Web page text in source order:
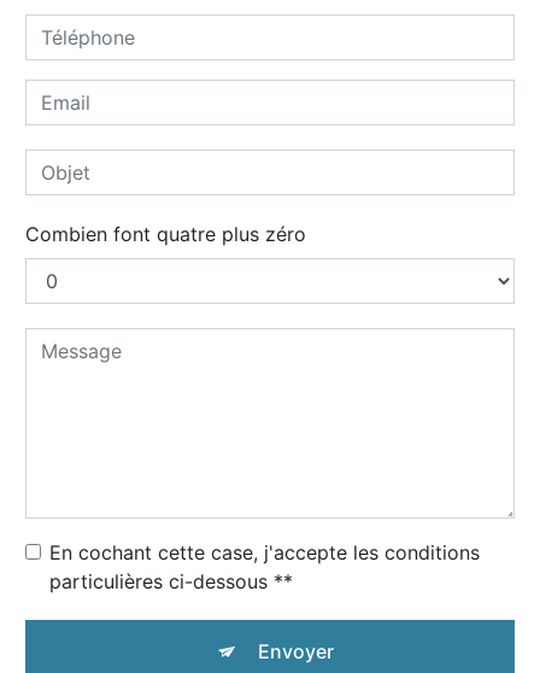
Combien font quatre plus zéro
En cochant cette case, j'accepte les conditions
particulières ci-dessous **
Envoyer